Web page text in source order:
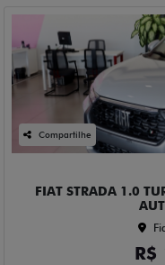
Compartilhe
FIAT STRADA 1.0
R$